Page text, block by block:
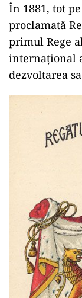
În 1881, tot
proclamată
primul Rege
internațional
dezvoltarea